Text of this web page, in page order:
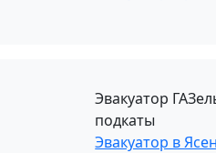
Эвакуатор
подкаты
Эвакуатор в